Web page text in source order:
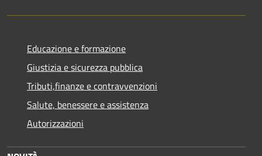
Educazione e formazione
Giustizia e sicurezza pubblica
Tributi,finanze e contravvenzioni
Salute, benessere e assistenza
Autorizzazioni